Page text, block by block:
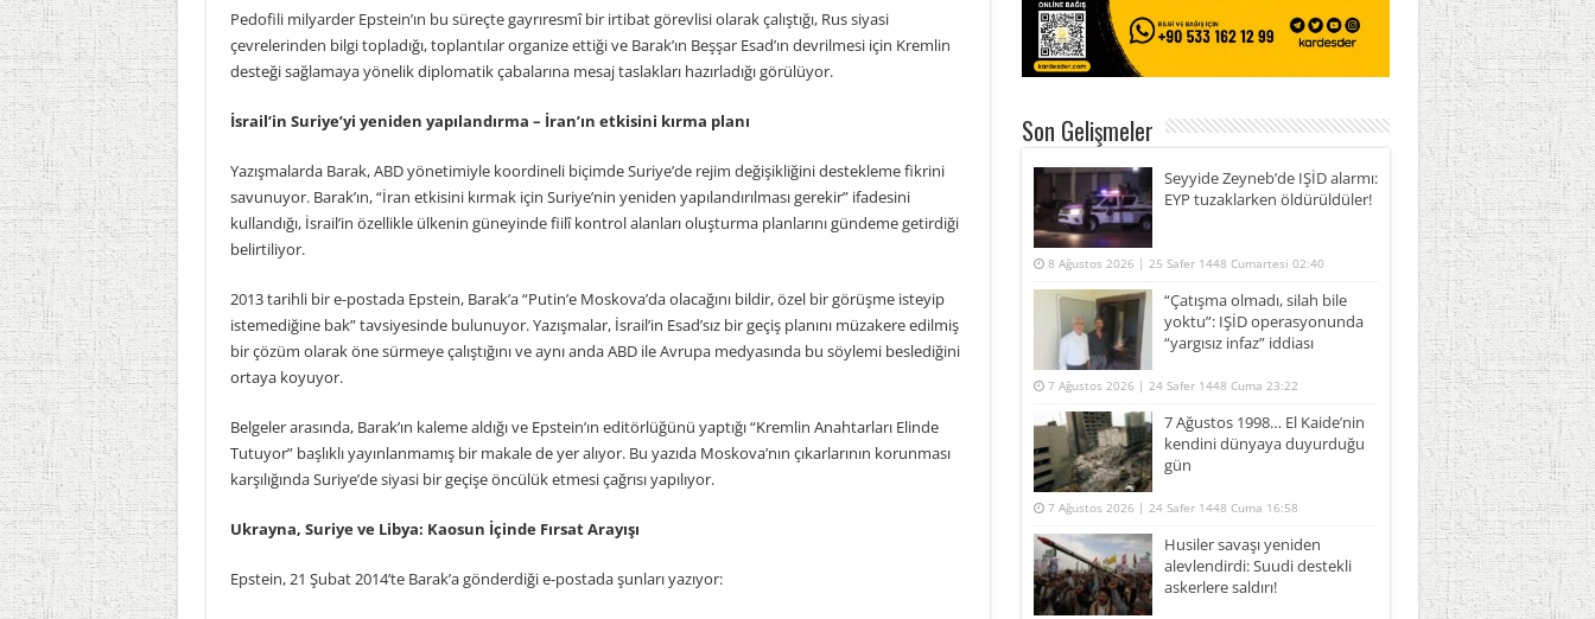
Pedofili milyarder Epstein’ın bu süreçte gayrıresmî bir irtibat görevlisi olarak çalıştığı, Rus siyasi
çevrelerinden bilgi topladığı, toplantılar organize ettiği ve Barak’ın Beşşar Esad’ın devrilmesi için Kremlin
desteği sağlamaya yönelik diplomatik çabalarına mesaj taslakları hazırladığı görülüyor.
İsrail’in Suriye’yi yeniden yapılandırma – İran’ın etkisini kırma planı
Yazışmalarda Barak, ABD yönetimiyle koordineli biçimde Suriye’de rejim değişikliğini destekleme fikrini
savunuyor. Barak’ın, “İran etkisini kırmak için Suriye’nin yeniden yapılandırılması gerekir” ifadesini
kullandığı, İsrail’in özellikle ülkenin güneyinde fiilî kontrol alanları oluşturma planlarını gündeme getirdiği
belirtiliyor.
2013 tarihli bir e-postada Epstein, Barak’a “Putin’e Moskova’da olacağını bildir, özel bir görüşme isteyip
istemediğine bak” tavsiyesinde bulunuyor. Yazışmalar, İsrail’in Esad’sız bir geçiş planını müzakere edilmiş
bir çözüm olarak öne sürmeye çalıştığını ve aynı anda ABD ile Avrupa medyasında bu söylemi beslediğini
ortaya koyuyor.
Belgeler arasında, Barak’ın kaleme aldığı ve Epstein’ın editörlüğünü yaptığı “Kremlin Anahtarları Elinde
Tutuyor” başlıklı yayınlanmamış bir makale de yer alıyor. Bu yazıda Moskova’nın çıkarlarının korunması
karşılığında Suriye’de siyasi bir geçişe öncülük etmesi çağrısı yapılıyor.
Ukrayna, Suriye ve Libya: Kaosun İçinde Fırsat Arayışı
Epstein, 21 Şubat 2014’te Barak’a gönderdiği e-postada şunları yazıyor:
Son Gelişmeler
Seyyide Zeyneb’de IŞİD alarmı:
EYP tuzaklarken öldürüldüler!
8 Ağustos 2026 | 25 Safer 1448 Cumartesi 02:40
“Çatışma olmadı, silah bile
yoktu”: IŞİD operasyonunda
“yargısız infaz” iddiası
7 Ağustos 2026 | 24 Safer 1448 Cuma 23:22
7 Ağustos 1998… El Kaide’nin
kendini dünyaya duyurduğu
gün
7 Ağustos 2026 | 24 Safer 1448 Cuma 16:58
Husiler savaşı yeniden
alevlendirdi: Suudi destekli
askerlere saldırı!